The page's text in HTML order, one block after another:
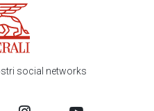
social networks